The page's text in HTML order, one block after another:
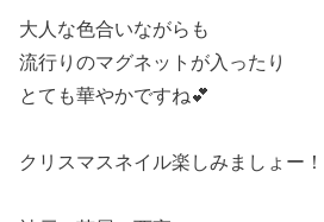
大人な色合いながらも
流行りのマグネットが入ったり
とても華やかですね💕
クリスマスネイル楽しみましょー！